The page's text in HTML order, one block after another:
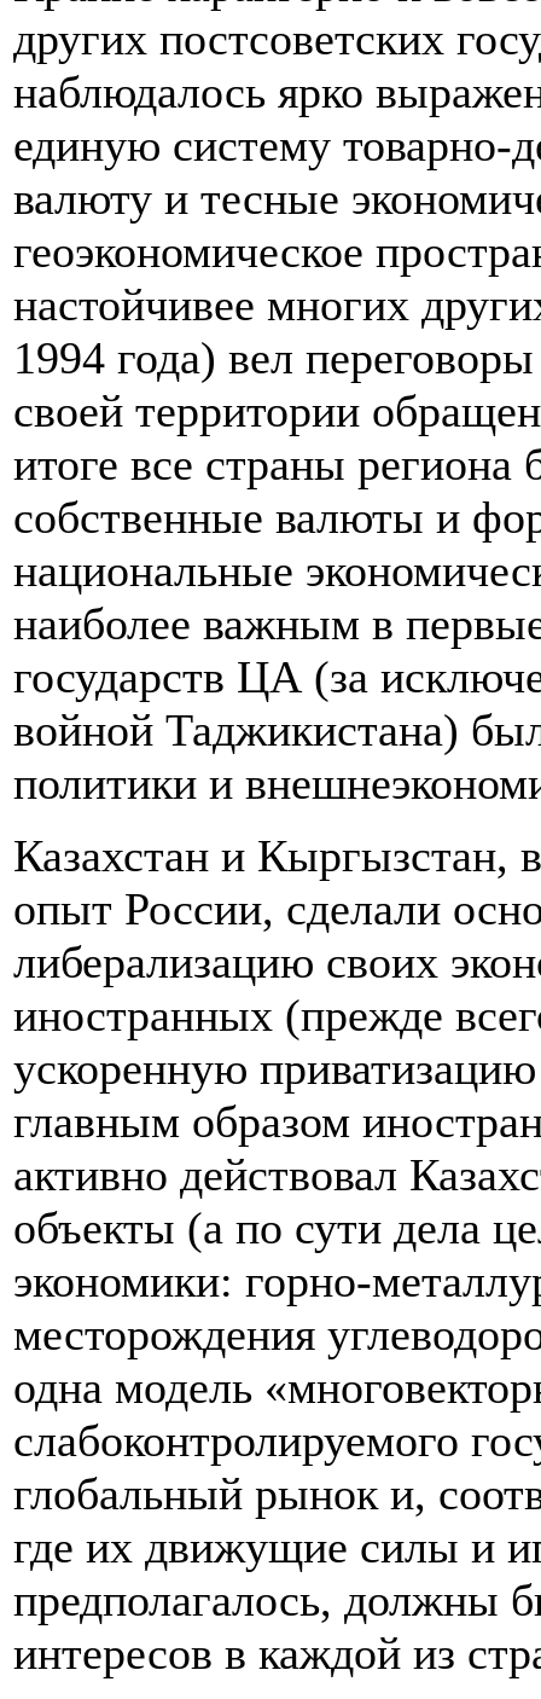
других постсоветских
наблюдалось ярко
единую систему
валюту и тесные
геоэкономическое
настойчивее многих
1994 года) вел
своей территории
итоге все страны
собственные валюты и
национальные
наиболее важным в
государств ЦА (за
войной Таджикистана)
политики и
Казахстан и Кыргызстан,
опыт России, сделали
либерализацию своих
иностранных (прежде
ускоренную
главным образом
активно действовал
объекты (а по сути дела
экономики: горно-
месторождения
одна модель
слабоконтролируемого
глобальный рынок и,
где их движущие силы и
предполагалось, должны
интересов в каждой из